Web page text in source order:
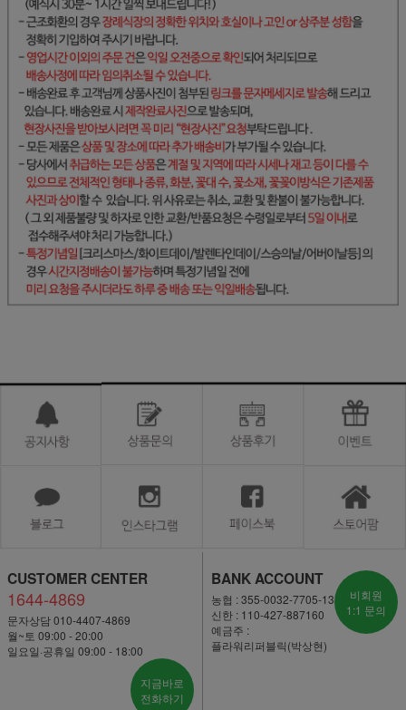
CUSTOMER CENTER
1644-4869
문자상담 010-4407-4869
월~토 09:00 - 20:00
일요일·공휴일 09:00 - 18:00
지금바로
전화하기
BANK ACCOUNT
농협 : 355-0032-7705-13
신한 : 110-427-887160
예금주 :
플라워리퍼블릭(박상현)
비회원
1:1 문의